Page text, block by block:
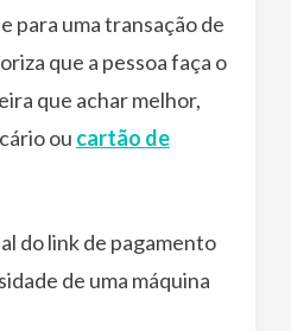
para uma transação de
que a pessoa faça o
que achar melhor,
ou cartão de
do link de pagamento
de uma máquina